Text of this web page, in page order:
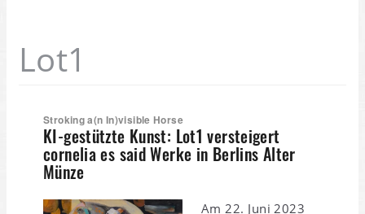
Lot1
Stroking a(n In)visible Horse
KI-gestützte Kunst: Lot1 versteigert
cornelia es said Werke in Berlins Alter
Münze
Am 22. Juni 2023